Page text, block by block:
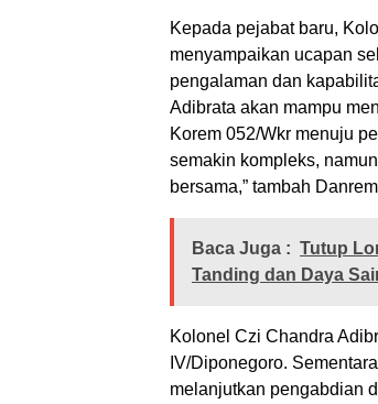
Kepada pejabat baru,
menyampaikan ucapan
pengalaman dan
Adibrata akan mampu
Korem 052/Wkr menuju
semakin kompleks,
bersama,” tambah
Baca Juga : Tutup
Tanding dan Daya
Kolonel Czi Chandra
IV/Diponegoro.
melanjutkan pengabdian